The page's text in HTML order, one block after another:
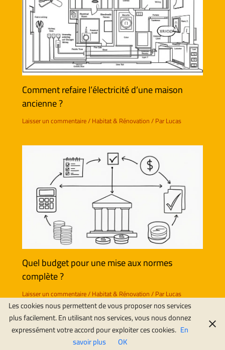
Comment refaire l’électricité d’une maison
ancienne ?
Laisser un commentaire/Habitat & Rénovation/ ParLucas
Quel budget pour une mise aux normes
complète ?
Laisser un commentaire/Habitat & Rénovation/ ParLucas
Les cookies nous permettent de vous proposer nos services
plus facilement. En utilisant nos services, vous nous donnez
expressément votre accord pour exploiter ces cookies. En
savoir plus
OK